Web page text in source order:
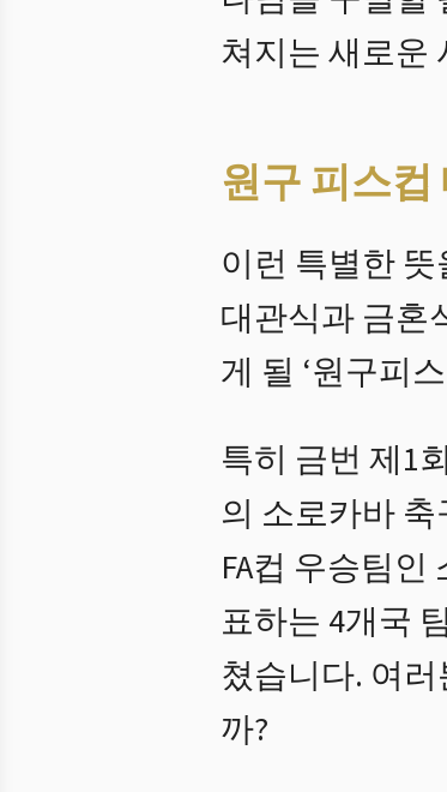
쳐지는 새로운
원구 피스컵
이런 특별한
대관식과 금혼
게 될 ‘원구피
특히 금번 제1
의 소로카바
FA컵 우승팀인
표하는 4개국
쳤습니다. 여
까?